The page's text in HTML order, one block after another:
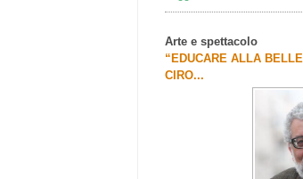
Arte e spettacolo
“EDUCARE ALLA
CIRO...